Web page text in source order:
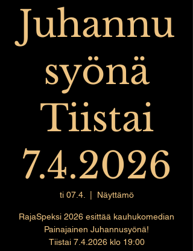
Juhannu
syönä
Tiistai
7.4.2026
ti 07.4. Näyttämö
RajaSpeksi 2026 esittää kauhukomedian
Painajainen Juhannusyönä!
Tiistai 7.4.2026 klo 19:00